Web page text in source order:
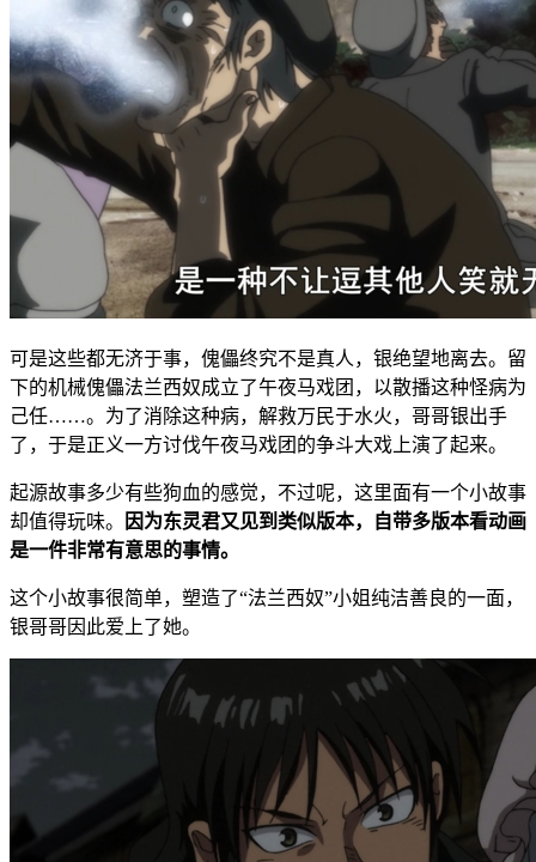
可是这些都无济于事，傀儡终究不是真人，银绝望地离去。留
下的机械傀儡法兰西奴成立了午夜马戏团，以散播这种怪病为
己任……。为了消除这种病，解救万民于水火，哥哥银出手
了，于是正义一方讨伐午夜马戏团的争斗大戏上演了起来。
起源故事多少有些狗血的感觉，不过呢，这里面有一个小故事
却值得玩味。
因为东灵君又见到类似版本，自带多版本看动画
是一件非常有意思的事情。
这个小故事很简单，塑造了“法兰西奴”小姐纯洁善良的一面，
银哥哥因此爱上了她。